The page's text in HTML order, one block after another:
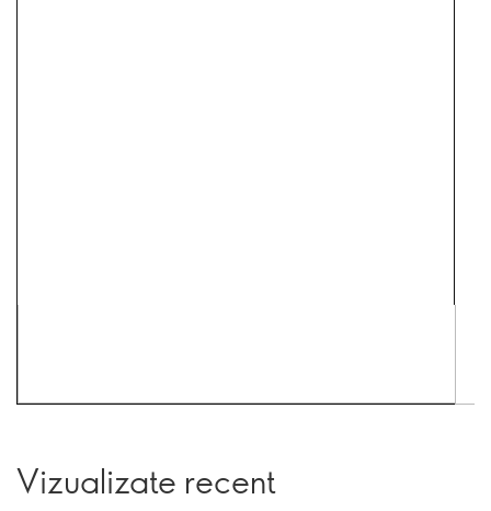
Vizualizate recent